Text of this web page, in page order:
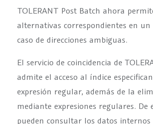
TOLERANT Post Batch ahora
alternativas correspondientes en un
caso de direcciones ambiguas.
El servicio de coincidencia de
admite el acceso al índice
expresión regular, además de la
mediante expresiones regulares. De
pueden consultar los datos internos